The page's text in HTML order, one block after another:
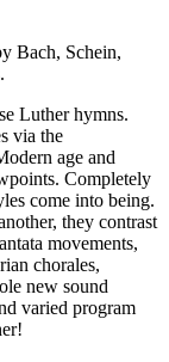
Bach, Schein,
Luther hymns.
via the
age and
Completely
come into being.
they contrast
movements,
chorales,
new sound
varied program